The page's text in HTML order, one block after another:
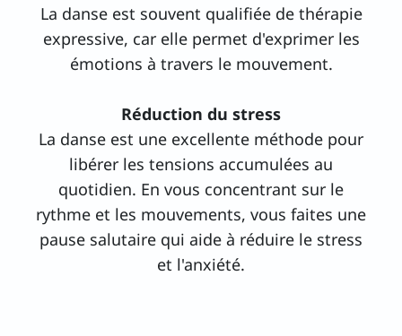
La danse est souvent qualifiée de thérapie
expressive, car elle permet d'exprimer les
émotions à travers le mouvement.
Réduction du stress
La danse est une excellente méthode pour
libérer les tensions accumulées au
quotidien. En vous concentrant sur le
rythme et les mouvements, vous faites une
pause salutaire qui aide à réduire le stress
et l'anxiété.